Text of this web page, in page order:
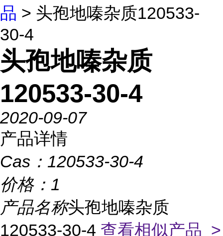
品 > 头孢地嗪杂质120533-
30-4
头孢地嗪杂质
120533-30-4
2020-09-07
产品详情
Cas： 120533-30-4
价格： 1
产品名称头孢地嗪杂质
120533-30-4 查看相似产品 >